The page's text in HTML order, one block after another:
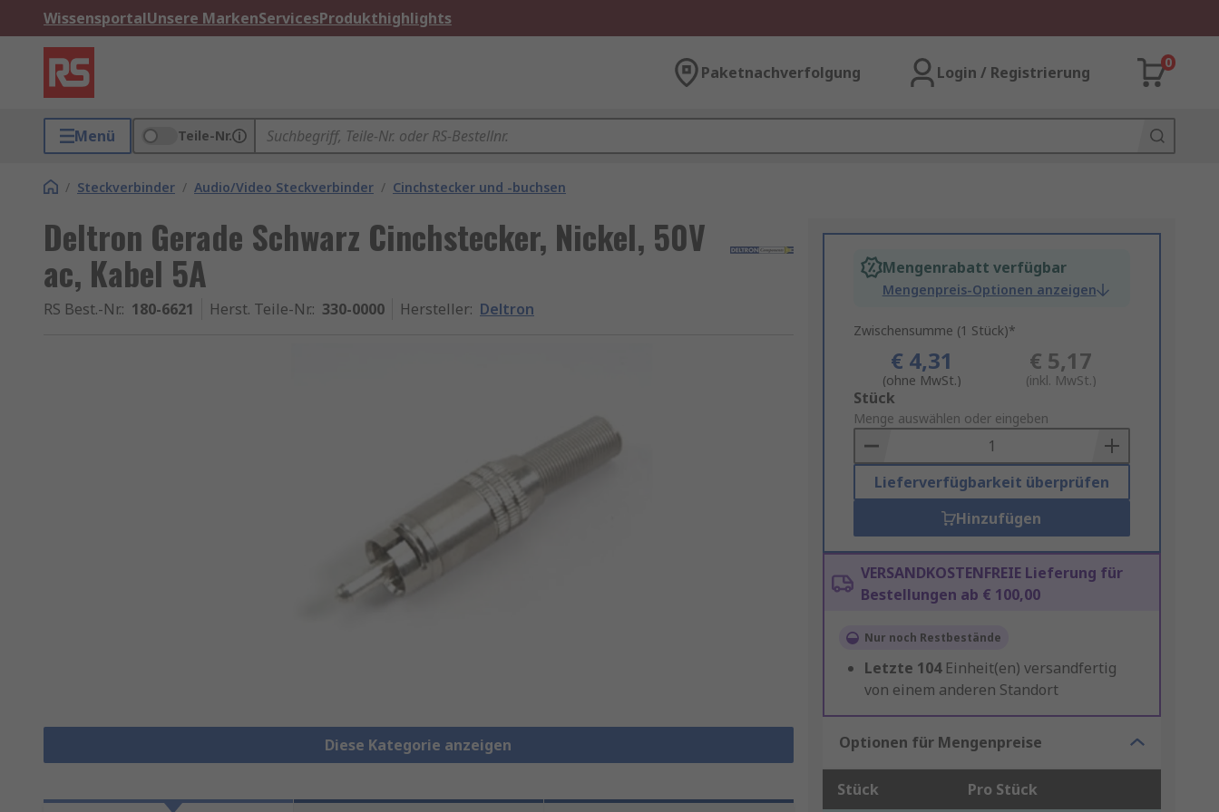
WissensportalUnsere MarkenServicesProdukthighlights
Paketnachverfolgung Login / Registrierung
0
Menü Teile-Nr.
/ Steckverbinder / Audio/Video Steckverbinder / Cinchstecker und -buchsen
Deltron Gerade Schwarz Cinchstecker, Nickel, 50V
ac, Kabel 5A
RS Best.-Nr.: 180-6621 Herst. Teile-Nr.: 330-0000 Hersteller: Deltron
Diese Kategorie anzeigen
Mengenrabatt verfügbar
Mengenpreis-Optionen anzeigen
Zwischensumme (1 Stück)*
€ 4,31
(ohne MwSt.)
€ 5,17
(inkl. MwSt.)
Add
to
Basket
Stück
Menge auswählen oder eingeben
Lieferverfügbarkeit überprüfen
Hinzufügen
VERSANDKOSTENFREIE Lieferung für
Bestellungen ab € 100,00
Nur noch Restbestände
Letzte 104 Einheit(en) versandfertig
von einem anderen Standort
Optionen für Mengenpreise
Stück Pro Stück